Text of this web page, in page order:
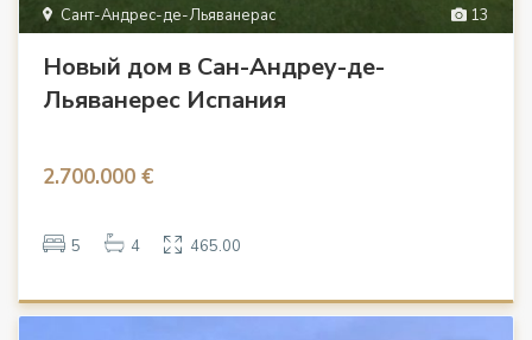
13
Сант-Андрес-де-Льяванерас
Новый дом в Сан-Андреу-де-
Льяванерес Испания
2.700.000 €
5 4 465.00